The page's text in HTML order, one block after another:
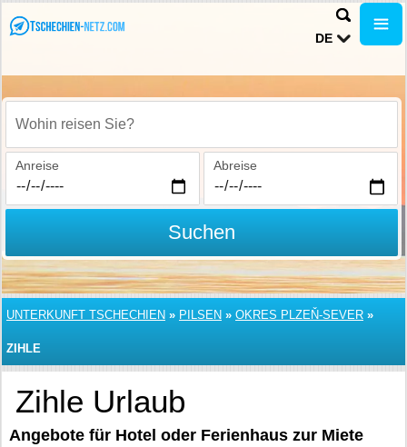
DE
Wohin reisen Sie?
Anreise Abreise
Suchen
UNTERKUNFT TSCHECHIEN » PILSEN » OKRES PLZEŇ-SEVER »
ZIHLE
Zihle Urlaub
Angebote für Hotel oder Ferienhaus zur Miete